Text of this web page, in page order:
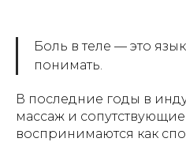
Боль в теле — это
понимать.
В последние годы в
массаж и
воспринимаются как